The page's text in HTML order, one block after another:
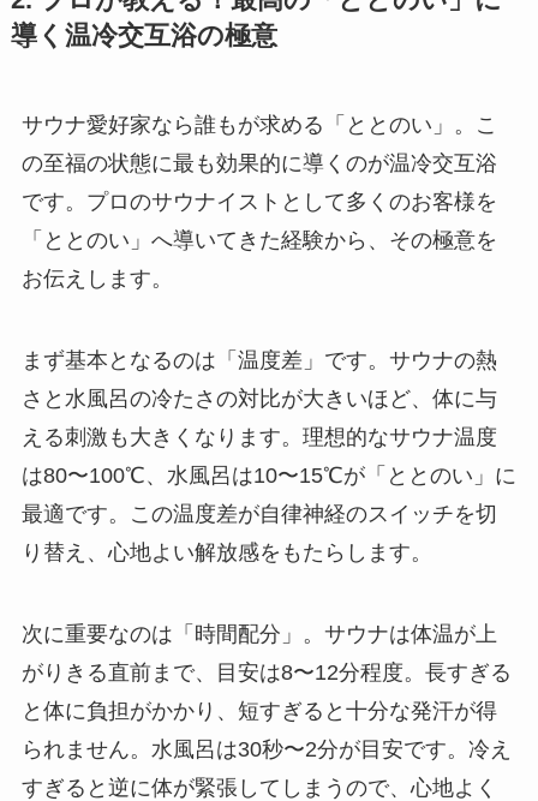
導く温冷交互浴の極意
サウナ愛好家なら誰もが求める「ととのい」。こ
の至福の状態に最も効果的に導くのが温冷交互浴
です。プロのサウナイストとして多くのお客様を
「ととのい」へ導いてきた経験から、その極意を
お伝えします。
まず基本となるのは「温度差」です。サウナの熱
さと水風呂の冷たさの対比が大きいほど、体に与
える刺激も大きくなります。理想的なサウナ温度
は80〜100℃、水風呂は10〜15℃が「ととのい」に
最適です。この温度差が自律神経のスイッチを切
り替え、心地よい解放感をもたらします。
次に重要なのは「時間配分」。サウナは体温が上
がりきる直前まで、目安は8〜12分程度。長すぎる
と体に負担がかかり、短すぎると十分な発汗が得
られません。水風呂は30秒〜2分が目安です。冷え
すぎると逆に体が緊張してしまうので、心地よく